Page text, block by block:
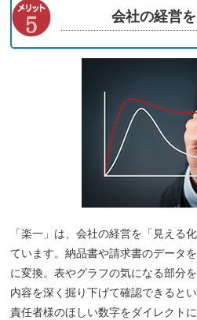
会社の経営
「楽一」は、会社の経営を「見える
ています。納品書や請求書のデータ
に変換。表やグラフの気になる部分
内容を深く掘り下げて確認できると
責任者様のほしい数字をダイレクト